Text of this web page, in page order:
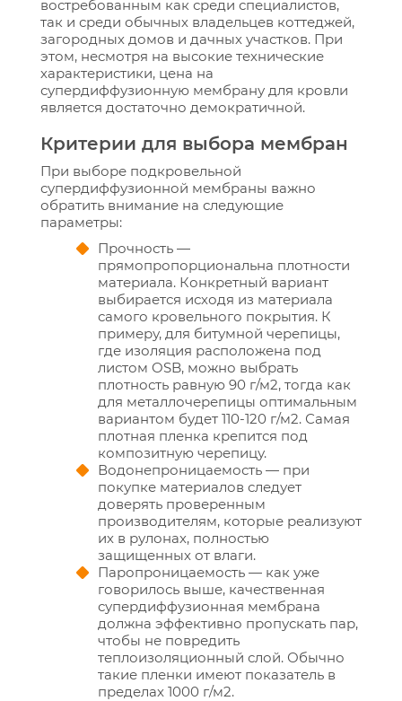
востребованным как среди специалистов,
так и среди обычных владельцев коттеджей,
загородных домов и дачных участков. При
этом, несмотря на высокие технические
характеристики, цена на
супердиффузионную мембрану для кровли
является достаточно демократичной.
Критерии для выбора мембран
При выборе подкровельной
супердиффузионной мембраны важно
обратить внимание на следующие
параметры:
Прочность —
прямопропорциональна плотности
материала. Конкретный вариант
выбирается исходя из материала
самого кровельного покрытия. К
примеру, для битумной черепицы,
где изоляция расположена под
листом OSB, можно выбрать
плотность равную 90 г/м2, тогда как
для металлочерепицы оптимальным
вариантом будет 110-120 г/м2. Самая
плотная пленка крепится под
композитную черепицу.
Водонепроницаемость — при
покупке материалов следует
доверять проверенным
производителям, которые реализуют
их в рулонах, полностью
защищенных от влаги.
Паропроницаемость — как уже
говорилось выше, качественная
супердиффузионная мембрана
должна эффективно пропускать пар,
чтобы не повредить
теплоизоляционный слой. Обычно
такие пленки имеют показатель в
пределах 1000 г/м2.